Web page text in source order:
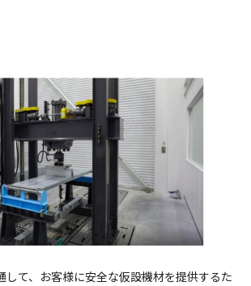
して、お客様に安全な仮設機材を提供するた